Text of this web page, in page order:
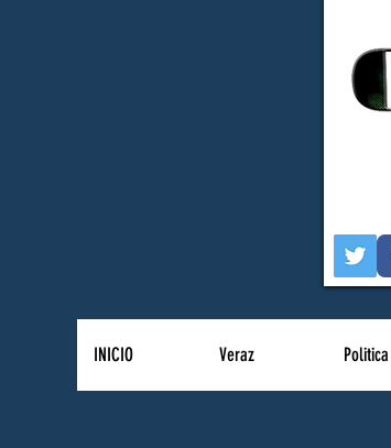
INICIO Veraz Politica